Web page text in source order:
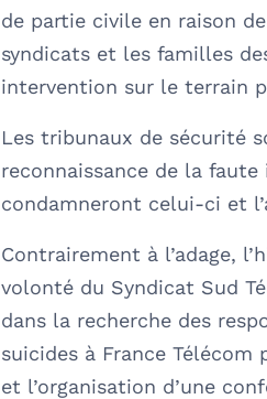
de partie civile en raison
syndicats et les familles
intervention sur le terrain
Les tribunaux de sécurité
reconnaissance de la faute
condamneront celui-ci et
Contrairement à l’adage,
volonté du Syndicat Sud
dans la recherche des
suicides à France
et l’organisation d’une